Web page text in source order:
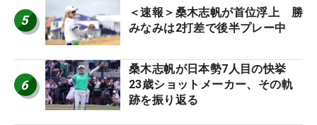
5
＜速報＞桑木志帆が首位浮上 勝
みなみは2打差で後半プレー中
6
桑木志帆が日本勢7人目の快挙
23歳ショットメーカー、その軌
跡を振り返る